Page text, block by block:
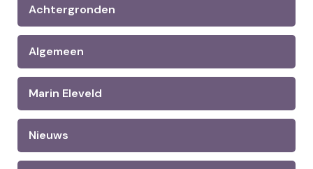
Achtergronden
Algemeen
Marin Eleveld
Nieuws